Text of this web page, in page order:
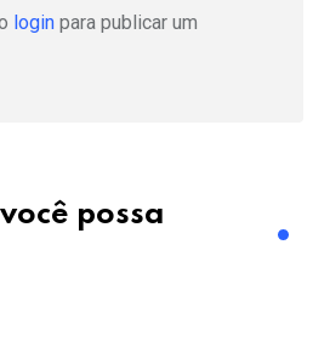
login para publicar um
possa